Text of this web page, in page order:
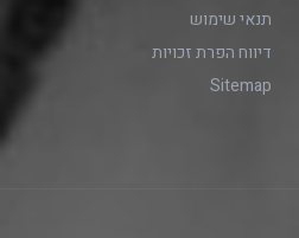
תנאי שימוש
דיווח הפרת זכויות
Sitemap